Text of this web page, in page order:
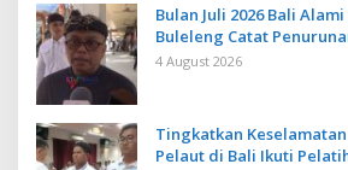
Bulan Juli 2026 Bali Alami Deflasi -
Buleleng Catat
4 August 2026
Tingkatkan
Pelaut di Bali Ikuti